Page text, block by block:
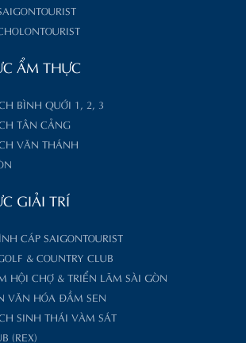
ẨM THỰC
BÌNH QUỚI 1, 2, 3
TÂN CẢNG
VĂN THÁNH
GIẢI TRÍ
CÁP SAIGONTOURIST
& COUNTRY CLUB
HỘI CHỢ & TRIỂN LÃM SÀI GÒN
VĂN HÓA ĐẦM SEN
SINH THÁI VÀM SÁT
(REX)